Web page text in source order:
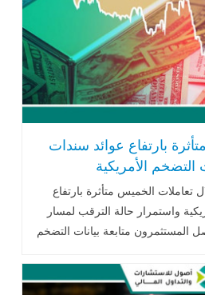
بارتفاع عوائد سندات
التضخم الأمريكية
الخميس متأثرة بارتفاع
واستمرار حالة الترقب لمسار
المستثمرون متابعة بيانات التضخم